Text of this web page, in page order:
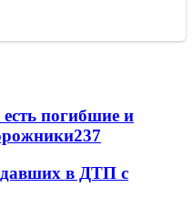
погибшие и
237
в ДТП с